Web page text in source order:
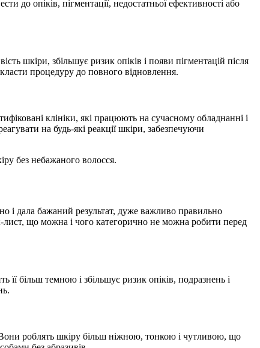
до опіків, пігментації, недостатньої ефективності або
шкіри, збільшує ризик опіків і появи пігментацій після
процедуру до повного відновлення.
клініки, які працюють на сучасному обладнанні і
на будь-які реакції шкіри, забезпечуючи
без небажаного волосся.
і дала бажаний результат, дуже важливо правильно
лист, що можна і чого категорично не можна робити перед
її більш темною і збільшує ризик опіків, подразнень і
Вони роблять шкіру більш ніжною, тонкою і чутливою, що